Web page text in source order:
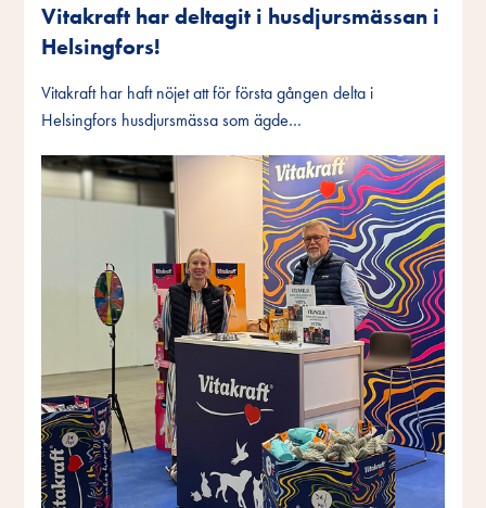
Vitakraft har deltagit i husdjursmässan i
Helsingfors!
Vitakraft har haft nöjet att för första gången delta i
Helsingfors husdjursmässa som ägde…